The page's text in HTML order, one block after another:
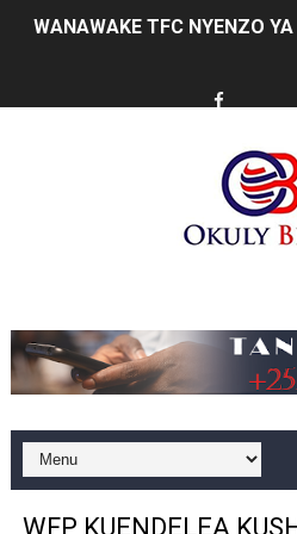
ULEGA: TEKNOLOJIA
SERIKALI INATAMBUA
WAJASIRIAMALI KUTOKA
BRELA YATOA ELIMU YA
Mkurugenzi Green Acres
UKAGUZI WA MIGODI
MHE. CHANDE AIPONGEZA
WFP KUENDELEA